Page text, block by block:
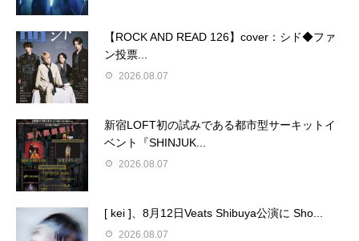
【ROCK AND READ 126】cover：シド◆ファ
ン投票...
2026.08.07
新宿LOFT初の試みである都市型サーキットイ
ベント『SHINJUK...
2026.08.07
[ kei ]、8月12日Veats Shibuya公演に Sho...
2026.08.07